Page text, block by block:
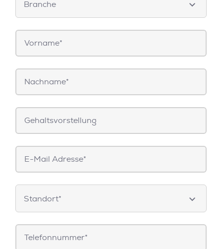
Dropdown
Branche
Vorname*
Nachname*
Gehaltsvorstellung
E-
Mail*
Standorte
Standort*
Telefonnummer*